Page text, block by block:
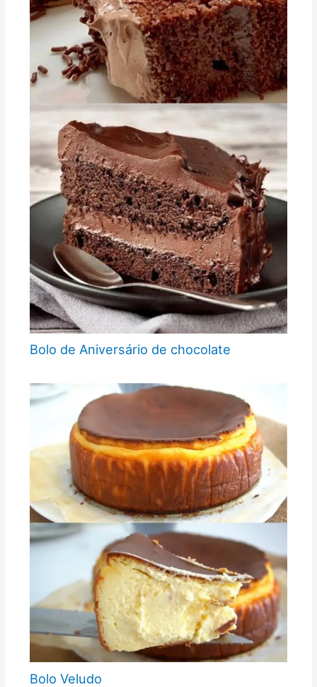
Bolo de Aniversário de chocolate
Bolo Veludo